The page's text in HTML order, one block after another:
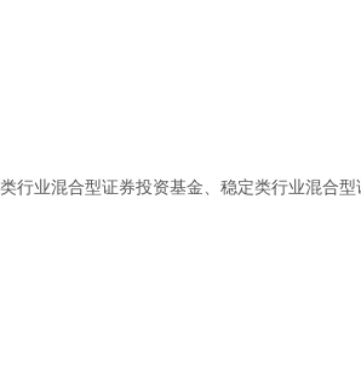
行业混合型证券投资基金、稳定类行业混合型